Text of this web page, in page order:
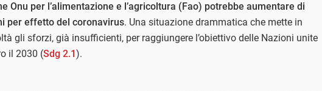
Onu per l’alimentazione e l’agricoltura (Fao) potrebbe aumentare di
per effetto del coronavirus. Una situazione drammatica che mette in
gli sforzi, già insufficienti, per raggiungere l’obiettivo delle Nazioni unite
il 2030 (Sdg 2.1).